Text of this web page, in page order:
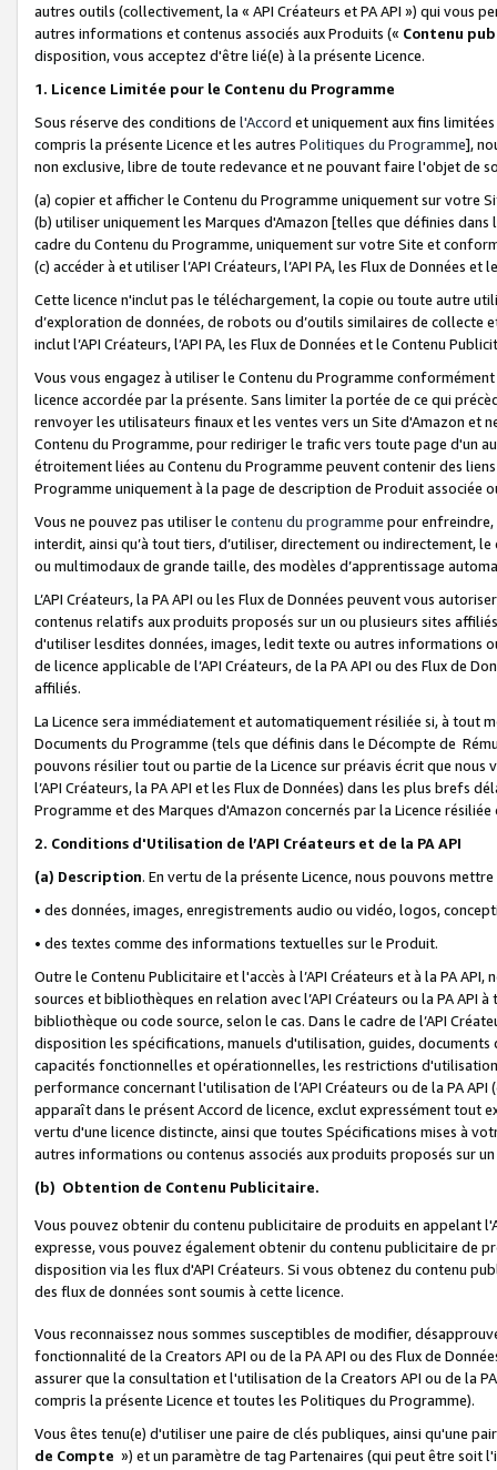
autres outils (collectivement, la « API Créateurs et PA API ») qui vous
autres informations et contenus associés aux Produits (« Contenu
disposition, vous acceptez d'être lié(e) à la présente Licence.
1. Licence Limitée pour le Contenu du Programme
Sous réserve des conditions de l'Accord et uniquement aux fins
compris la présente Licence et les autres Politiques du Programme],
non exclusive, libre de toute redevance et ne pouvant faire l'objet de
(a) copier et afficher le Contenu du Programme uniquement sur votre
(b) utiliser uniquement les Marques d'Amazon [telles que définies dans
cadre du Contenu du Programme, uniquement sur votre Site et
(c) accéder à et utiliser l’API Créateurs, l’API PA, les Flux de Données
Cette licence n'inclut pas le téléchargement, la copie ou toute autre
d’exploration de données, de robots ou d’outils similaires de
inclut l’API Créateurs, l’API PA, les Flux de Données et le Contenu
Vous vous engagez à utiliser le Contenu du Programme
licence accordée par la présente. Sans limiter la portée de ce qui
renvoyer les utilisateurs finaux et les ventes vers un Site d'Amazon et
Contenu du Programme, pour rediriger le trafic vers toute page d'un
étroitement liées au Contenu du Programme peuvent contenir des
Programme uniquement à la page de description de Produit associée
Vous ne pouvez pas utiliser le contenu du programme pour
interdit, ainsi qu’à tout tiers, d’utiliser, directement ou indirectement,
ou multimodaux de grande taille, des modèles d’apprentissage
L’API Créateurs, la PA API ou les Flux de Données peuvent vous
contenus relatifs aux produits proposés sur un ou plusieurs sites
d'utiliser lesdites données, images, ledit texte ou autres informations
de licence applicable de l’API Créateurs, de la PA API ou des Flux de
affiliés.
La Licence sera immédiatement et automatiquement résiliée si, à
Documents du Programme (tels que définis dans le Décompte de
pouvons résilier tout ou partie de la Licence sur préavis écrit que
l’API Créateurs, la PA API et les Flux de Données) dans les plus
Programme et des Marques d'Amazon concernés par la Licence
2. Conditions d'Utilisation de l’API Créateurs et de la PA API
(a) Description. En vertu de la présente Licence, nous pouvons
• des données, images, enregistrements audio ou vidéo, logos,
• des textes comme des informations textuelles sur le Produit.
Outre le Contenu Publicitaire et l'accès à l’API Créateurs et à la PA
sources et bibliothèques en relation avec l’API Créateurs ou la PA
bibliothèque ou code source, selon le cas. Dans le cadre de l’API
disposition les spécifications, manuels d'utilisation, guides,
capacités fonctionnelles et opérationnelles, les restrictions
performance concernant l'utilisation de l’API Créateurs ou de la PA
apparaît dans le présent Accord de licence, exclut expressément tout
vertu d'une licence distincte, ainsi que toutes Spécifications mises à
autres informations ou contenus associés aux produits proposés sur
(b) Obtention de Contenu Publicitaire.
Vous pouvez obtenir du contenu publicitaire de produits en appelant
expresse, vous pouvez également obtenir du contenu publicitaire de
disposition via les flux d'API Créateurs. Si vous obtenez du contenu
des flux de données sont soumis à cette licence.
Vous reconnaissez nous sommes susceptibles de modifier,
fonctionnalité de la Creators API ou de la PA API ou des Flux de
assurer que la consultation et l'utilisation de la Creators API ou de la
compris la présente Licence et toutes les Politiques du Programme).
Vous êtes tenu(e) d'utiliser une paire de clés publiques, ainsi qu'une
de Compte ») et un paramètre de tag Partenaires (qui peut être soit